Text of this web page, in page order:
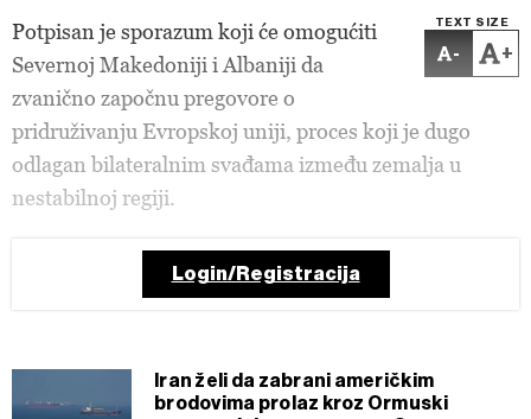
TEXT SIZE
- +
Potpisan je sporazum koji će omogućiti
Severnoj Makedoniji i Albaniji da
zvanično započnu pregovore o
pridruživanju Evropskoj uniji, proces koji je dugo
odlagan bilateralnim svađama između zemalja u
nestabilnoj regiji.
Login/Registracija
Iran želi da zabrani američkim
brodovima prolaz kroz Ormuski